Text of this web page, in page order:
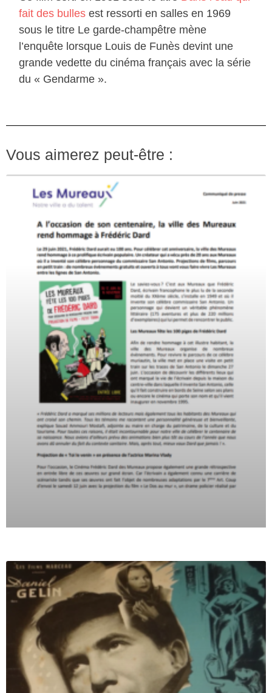
fait des bulles est ressorti en salles en 1969
sous le titre Le garde-champêtre mène
l’enquête lorsque Louis de Funès devint une
grande vedette du cinéma français avec la série
du « Gendarme ».
Vous aimerez peut-être :